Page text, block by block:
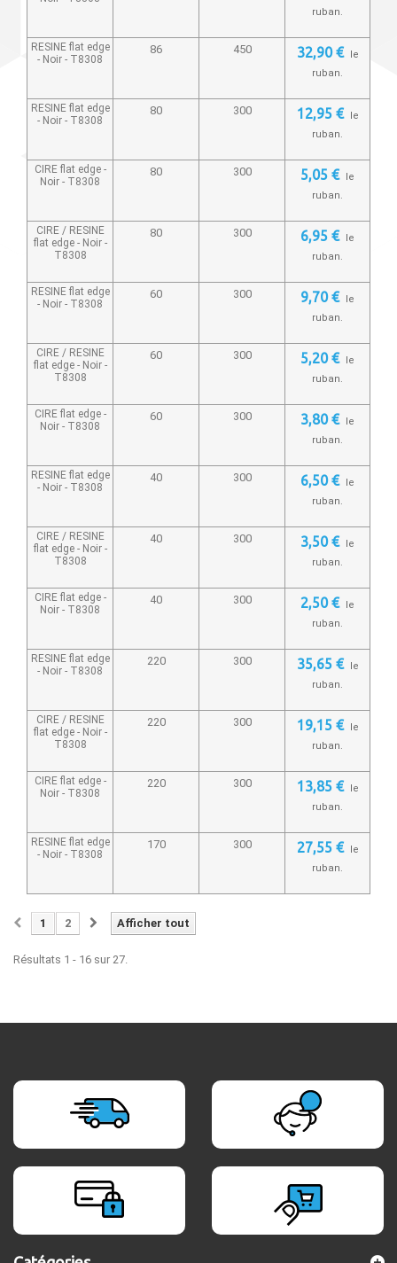
ruban.
RESINE flat edge
- Noir - T8308
86 450 32,90 € le
ruban.
RESINE flat edge
- Noir - T8308
80 300 12,95 € le
ruban.
CIRE flat edge -
Noir - T8308
80 300 5,05 € le
ruban.
CIRE / RESINE
flat edge - Noir -
T8308
80 300 6,95 € le
ruban.
RESINE flat edge
- Noir - T8308
60 300 9,70 € le
ruban.
CIRE / RESINE
flat edge - Noir -
T8308
60 300 5,20 € le
ruban.
CIRE flat edge -
Noir - T8308
60 300 3,80 € le
ruban.
RESINE flat edge
- Noir - T8308
40 300 6,50 € le
ruban.
CIRE / RESINE
flat edge - Noir -
T8308
40 300 3,50 € le
ruban.
CIRE flat edge -
Noir - T8308
40 300 2,50 € le
ruban.
RESINE flat edge
- Noir - T8308
220 300 35,65 € le
ruban.
CIRE / RESINE
flat edge - Noir -
T8308
220 300 19,15 € le
ruban.
CIRE flat edge -
Noir - T8308
220 300 13,85 € le
ruban.
RESINE flat edge
- Noir - T8308
170 300 27,55 € le
ruban.
Afficher tout
1 2
Résultats 1 - 16 sur 27.